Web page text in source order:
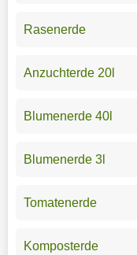
Rasenerde
Anzuchterde 20l
Blumenerde 40l
Blumenerde 3l
Tomatenerde
Komposterde